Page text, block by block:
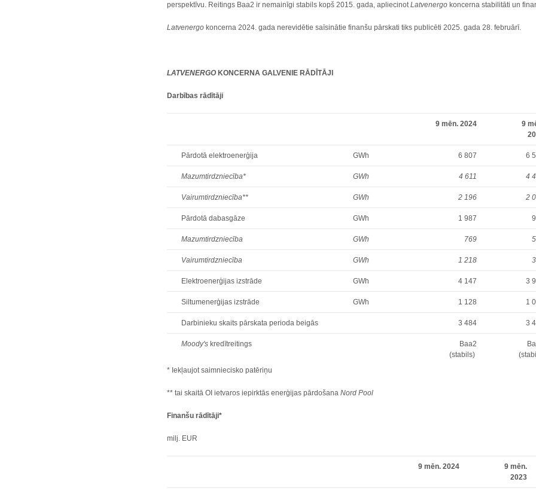
perspektīvu. Reitings Baa2 ir nemainīgi stabils kopš 2015. gada, apliecinotLatvenergo koncerna stabilitāti un
Latvenergo koncerna 2024. gada nerevidētie saīsinātie finanšu pārskati tiks publicēti 2025. gada 28. februārī.
LATVENERGO KONCERNA GALVENIE RĀDĪTĀJI
Darbības rādītāji
9 mēn. 2024
9
Pārdotā elektroenerģija GWh 6 807 6
Mazumtirdzniecība* GWh 4 611 4
Vairumtirdzniecība** GWh 2 196 2
Pārdotā dabasgāze GWh 1 987
Mazumtirdzniecība GWh 769
Vairumtirdzniecība GWh 1 218
Elektroenerģijas izstrāde GWh 4 147 3
Siltumenerģijas izstrāde GWh 1 128 1
Darbinieku skaits pārskata perioda beigās 3 484 3
Moody's kredītreitings
Baa2
(stabils)
* Iekļaujot saimniecisko patēriņu
** tai skaitā OI ietvaros iepirktās enerģijas pārdošanaNord Pool
Finanšu rādītāji*
milj. EUR
9 mēn. 2024
9 mēn.
2023